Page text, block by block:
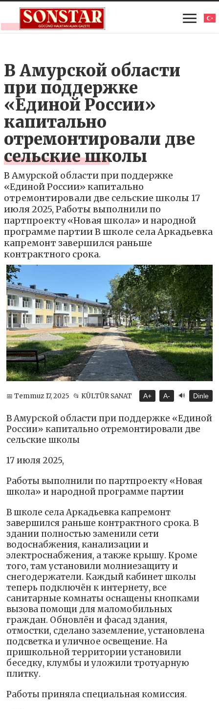
В Амурской области
при поддержке
«Единой России»
капитально
отремонтировали две
сельские школы
В Амурской области при поддержке
«Единой России» капитально
отремонтировали две сельские школы 17
июля 2025, Работы выполнили по
партпроекту «Новая школа» и народной
программе партии В школе села Аркадьевка
капремонт завершился раньше
контрактного срока.
📅 Temmuz 17, 2025 📂 KÜLTÜR SANAT A+ A- 🔊 Dinle
В Амурской области при поддержке «Единой
России» капитально отремонтировали две
сельские школы
17 июля 2025,
Работы выполнили по партпроекту «Новая
школа» и народной программе партии
В школе села Аркадьевка капремонт
завершился раньше контрактного срока. В
здании полностью заменили сети
водоснабжения, канализации и
электроснабжения, а также крышу. Кроме
того, там установили молниезащиту и
снегодержатели. Каждый кабинет школы
теперь подключён к интернету, все
санитарные комнаты оснащены кнопками
вызова помощи для маломобильных
граждан. Обновлён и фасад здания,
отмостки, сделано заземление, установлена
подсветка и уличное освещение. На
пришкольной территории установили
беседку, клумбы и уложили тротуарную
плитку.
Работы приняла специальная комиссия.